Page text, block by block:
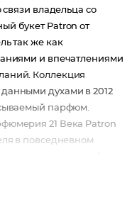
связи владельца со
букет Patron от
так же как
и впечатлениями
Коллекция
духами в 2012
парфюм.
21 Века Patron
в повседневном
конечные ноты